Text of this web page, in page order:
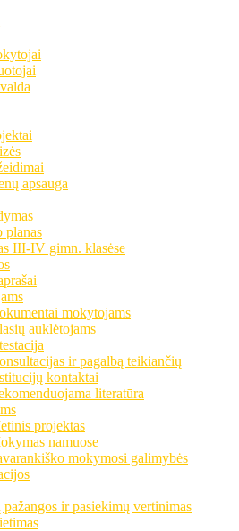
apsauga
planas
III-IV gimn. klasėse
mokytojams
auklėtojams
ir pagalbą teikiančių
kontaktai
literatūra
projektas
namuose
mokymosi galimybės
ir pasiekimų vertinimas